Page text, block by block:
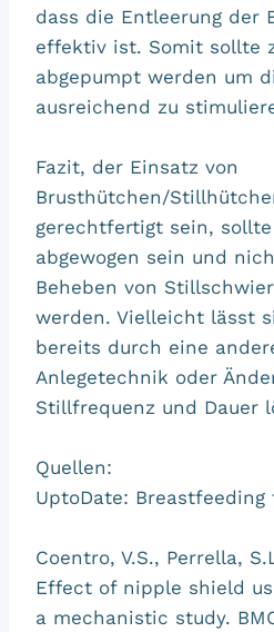
dass die Entleerung der
effektiv ist. Somit sollte
abgepumpt werden um
ausreichend zu
Fazit, der Einsatz von
Brusthütchen/
gerechtfertigt sein,
abgewogen sein und
Beheben von
werden. Vielleicht lässt
bereits durch eine
Anlegetechnik oder
Stillfrequenz und Dauer
Quellen:
UptoDate:
Coentro, V.S., Perrella,
Effect of nipple shield
a mechanistic study.